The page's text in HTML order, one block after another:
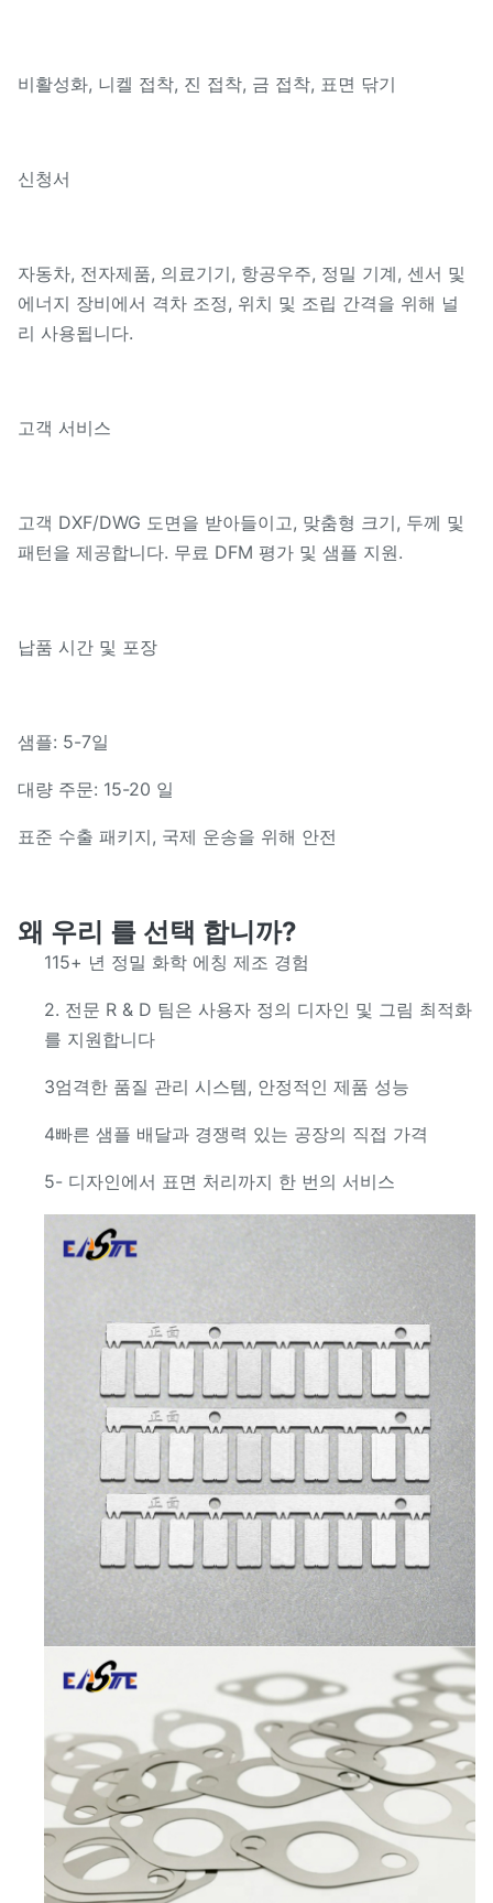
비활성화, 니켈 접착, 진 접착, 금 접착, 표면 닦기
신청서
자동차, 전자제품, 의료기기, 항공우주, 정밀 기계, 센서 및
에너지 장비에서 격차 조정, 위치 및 조립 간격을 위해 널
리 사용됩니다.
고객 서비스
고객 DXF/DWG 도면을 받아들이고, 맞춤형 크기, 두께 및
패턴을 제공합니다. 무료 DFM 평가 및 샘플 지원.
납품 시간 및 포장
샘플: 5-7일
대량 주문: 15-20 일
표준 수출 패키지, 국제 운송을 위해 안전
왜 우리 를 선택 합니까?
115+ 년 정밀 화학 에칭 제조 경험
2. 전문 R & D 팀은 사용자 정의 디자인 및 그림 최적화
를 지원합니다
3엄격한 품질 관리 시스템, 안정적인 제품 성능
4빠른 샘플 배달과 경쟁력 있는 공장의 직접 가격
5- 디자인에서 표면 처리까지 한 번의 서비스